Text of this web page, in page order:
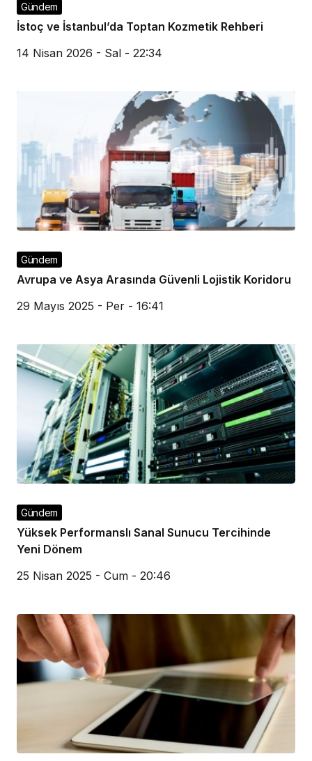
Gündem
İstoç ve İstanbul’da Toptan Kozmetik Rehberi
14 Nisan 2026 - Sal - 22:34
Gündem
Avrupa ve Asya Arasında Güvenli Lojistik Koridoru
29 Mayıs 2025 - Per - 16:41
Gündem
Yüksek Performanslı Sanal Sunucu Tercihinde
Yeni Dönem
25 Nisan 2025 - Cum - 20:46